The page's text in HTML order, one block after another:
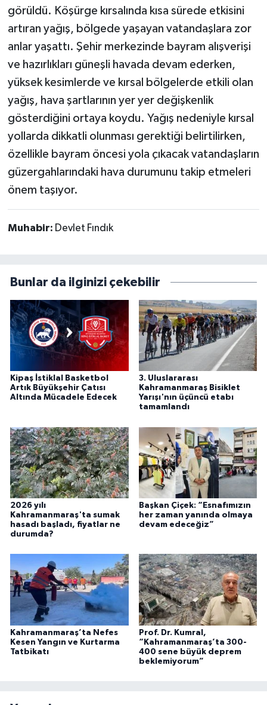
görüldü. Köşürge kırsalında kısa sürede etkisini
artıran yağış, bölgede yaşayan vatandaşlara zor
anlar yaşattı. Şehir merkezinde bayram alışverişi
ve hazırlıkları güneşli havada devam ederken,
yüksek kesimlerde ve kırsal bölgelerde etkili olan
yağış, hava şartlarının yer yer değişkenlik
gösterdiğini ortaya koydu. Yağış nedeniyle kırsal
yollarda dikkatli olunması gerektiği belirtilirken,
özellikle bayram öncesi yola çıkacak vatandaşların
güzergahlarındaki hava durumunu takip etmeleri
önem taşıyor.
Muhabir: Devlet Fındık
Bunlar da ilginizi çekebilir
Kipaş İstiklal Basketbol
Artık Büyükşehir Çatısı
Altında Mücadele Edecek
3. Uluslararası
Kahramanmaraş Bisiklet
Yarışı'nın üçüncü etabı
tamamlandı
2026 yılı
Kahramanmaraş'ta sumak
hasadı başladı, fiyatlar ne
durumda?
Başkan Çiçek: “Esnafımızın
her zaman yanında olmaya
devam edeceğiz”
Kahramanmaraş’ta Nefes
Kesen Yangın ve Kurtarma
Tatbikatı
Prof. Dr. Kumral,
“Kahramanmaraş’ta 300-
400 sene büyük deprem
beklemiyorum”